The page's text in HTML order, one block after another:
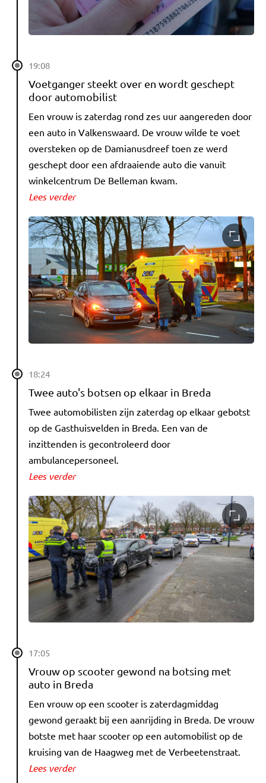
19:08
Voetganger steekt over en wordt geschept
door automobilist
Een vrouw is zaterdag rond zes uur aangereden door
een auto in Valkenswaard. De vrouw wilde te voet
oversteken op de Damianusdreef toen ze werd
geschept door een afdraaiende auto die vanuit
winkelcentrum De Belleman kwam.
Lees verder
18:24
Twee auto's botsen op elkaar in Breda
Twee automobilisten zijn zaterdag op elkaar gebotst
op de Gasthuisvelden in Breda. Een van de
inzittenden is gecontroleerd door
ambulancepersoneel.
Lees verder
17:05
Vrouw op scooter gewond na botsing met
auto in Breda
Een vrouw op een scooter is zaterdagmiddag
gewond geraakt bij een aanrijding in Breda. De vrouw
botste met haar scooter op een automobilist op de
kruising van de Haagweg met de Verbeetenstraat.
Lees verder